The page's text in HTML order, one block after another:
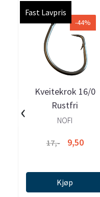
Fast Lavpris
-44%
Kveitekrok 16/0
Rustfri
NOFI
17,- 9,50
Kjøp
‹